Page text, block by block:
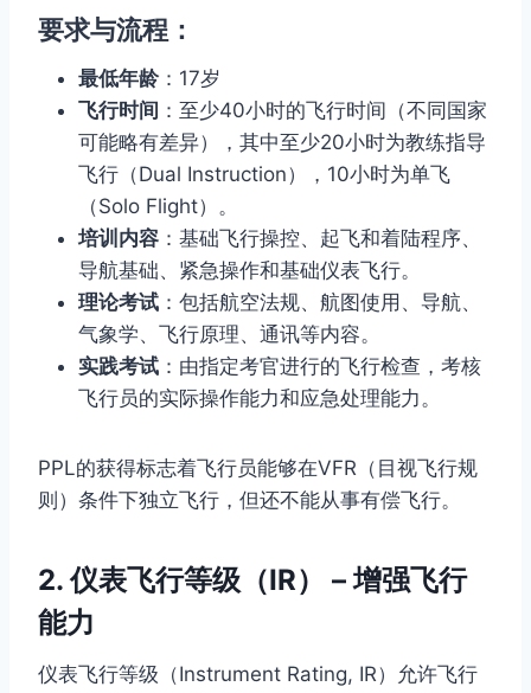
要求与流程：
最低年龄 ：17岁
飞行时间 ：至少40小时的飞行时间（不同国家
可能略有差异），其中至少20小时为教练指导
飞行（Dual Instruction），10小时为单飞
（Solo Flight）。
培训内容 ：基础飞行操控、起飞和着陆程序、
导航基础、紧急操作和基础仪表飞行。
理论考试 ：包括航空法规、航图使用、导航、
气象学、飞行原理、通讯等内容。
实践考试 ：由指定考官进行的飞行检查，考核
飞行员的实际操作能力和应急处理能力。
PPL的获得标志着飞行员能够在VFR（目视飞行规
则）条件下独立飞行，但还不能从事有偿飞行。
2. 仪表飞行等级（IR） – 增强飞行
能力
仪表飞行等级（Instrument Rating, IR）允许飞行